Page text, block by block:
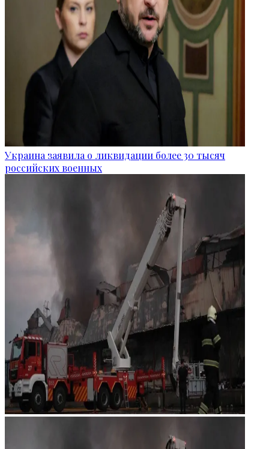
Украина заявила о ликвидации более 30 тысяч
российских военных